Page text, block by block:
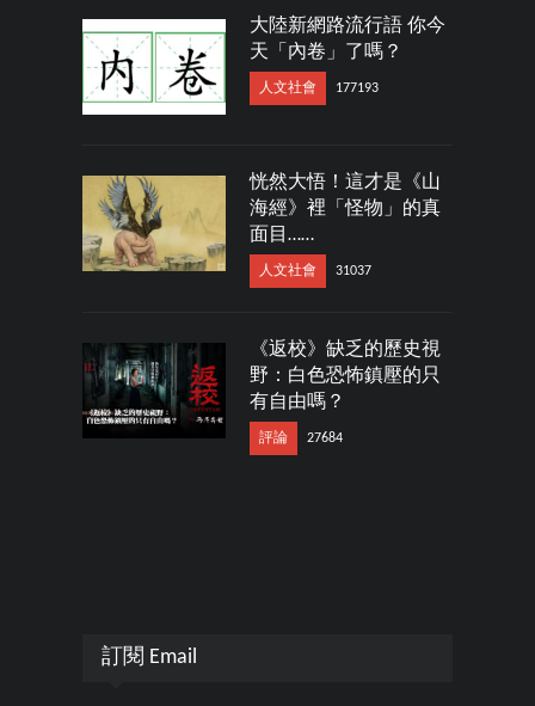
大陸新網路流行語 你今
天「內卷」了嗎？
人文社會 177193
恍然大悟！這才是《山
海經》裡「怪物」的真
面目……
人文社會 31037
《返校》缺乏的歷史視
野：白色恐怖鎮壓的只
有自由嗎？
評論 27684
訂閱 Email